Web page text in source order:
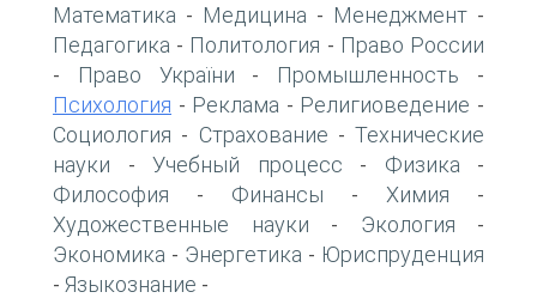
Математика - Медицина - Менеджмент -
Педагогика - Политология - Право России
- Право України - Промышленность -
Психология - Реклама - Религиоведение -
Социология - Страхование - Технические
науки - Учебный процесс - Физика -
Философия - Финансы - Химия -
Художественные науки - Экология -
Экономика - Энергетика - Юриспруденция
- Языкознание -